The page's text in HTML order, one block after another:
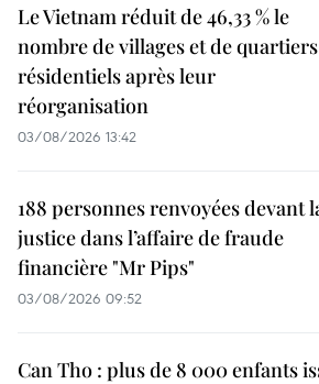
Le Vietnam réduit de 46,33 % le
nombre de villages et de quartiers
résidentiels après leur
réorganisation
03/08/2026 13:42
188 personnes renvoyées devant
justice dans l’affaire de fraude
financière "Mr Pips"
03/08/2026 09:52
Can Tho : plus de 8 000 enfants